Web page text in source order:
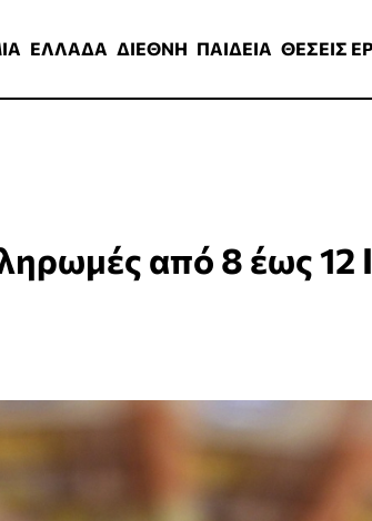
ΕΛΛΑΔΑ ΔΙΕΘΝΗ ΠΑΙΔΕΙΑ ΘΕΣΕΙΣ
από 8 έως 12